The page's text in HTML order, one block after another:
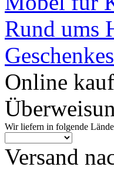
Rund ums
Online
Wir liefern in folgende
Versand